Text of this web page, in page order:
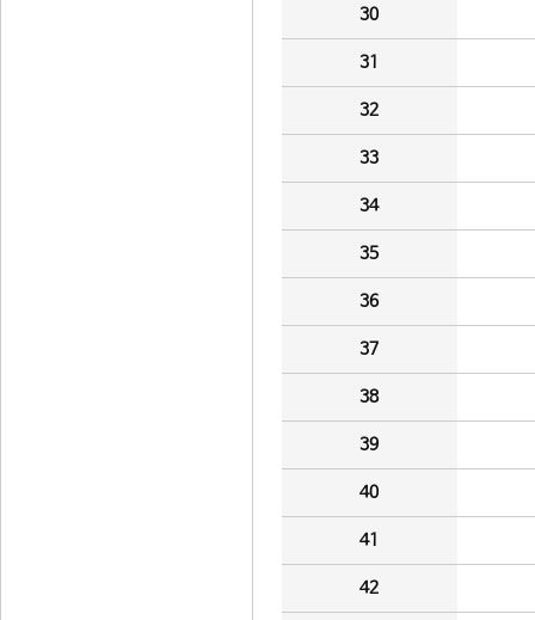
30
31
32
33
34
35
36
37
38
39
40
41
42